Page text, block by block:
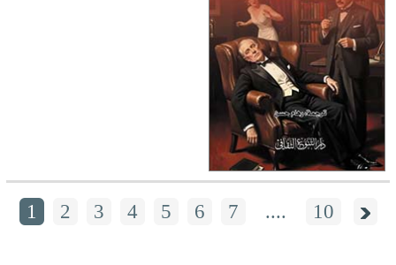
1 2 3 4 5 6 7 .... 10